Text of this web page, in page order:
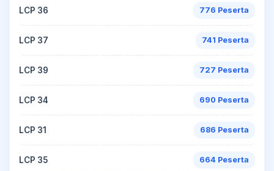
LCP 36 776 Peserta
LCP 37 741 Peserta
LCP 39 727 Peserta
LCP 34 690 Peserta
LCP 31 686 Peserta
LCP 35 664 Peserta